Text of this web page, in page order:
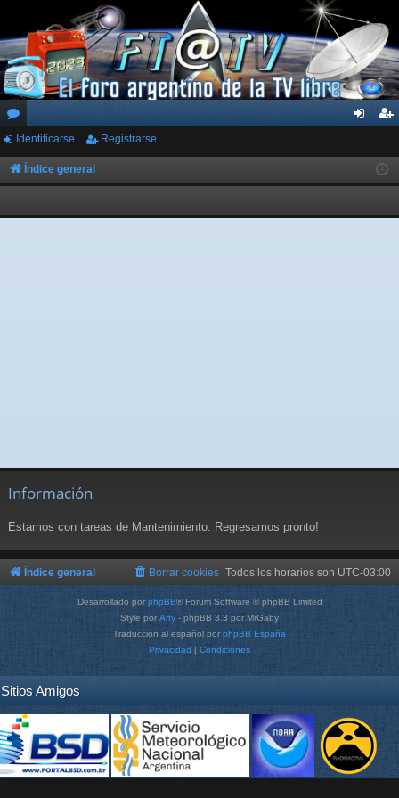
or
os
ar
ist
rs
Identificarse Registrarse
Índice general
Información
Estamos con tareas de Mantenimiento. Regresamos pronto!
Índice general Todos los horarios son UTC-03:00
Borrar cookies
Desarrollado por phpBB® Forum Software © phpBB Limited
Style por Arty - phpBB 3.3 por MrGaby
Traducción al español por phpBB España
Privacidad | Condiciones
Sitios Amigos